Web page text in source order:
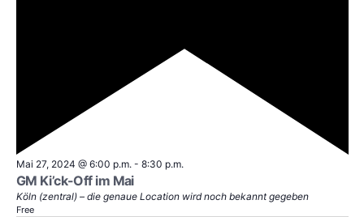
Empfohlen
Mai 27, 2024 @ 6:00 p.m.- 8:30 p.m.
GM Ki’ck-Off im Mai
Köln (zentral) – die genaue Location wird noch bekannt gegeben
Free